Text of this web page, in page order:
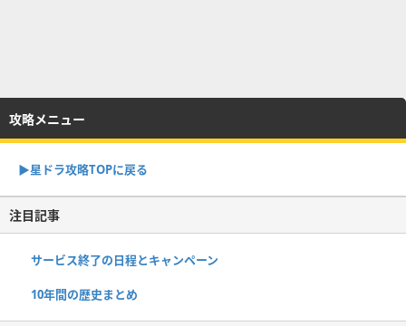
攻略メニュー
▶︎星ドラ攻略TOPに戻る
注目記事
サービス終了の日程とキャンペーン
10年間の歴史まとめ